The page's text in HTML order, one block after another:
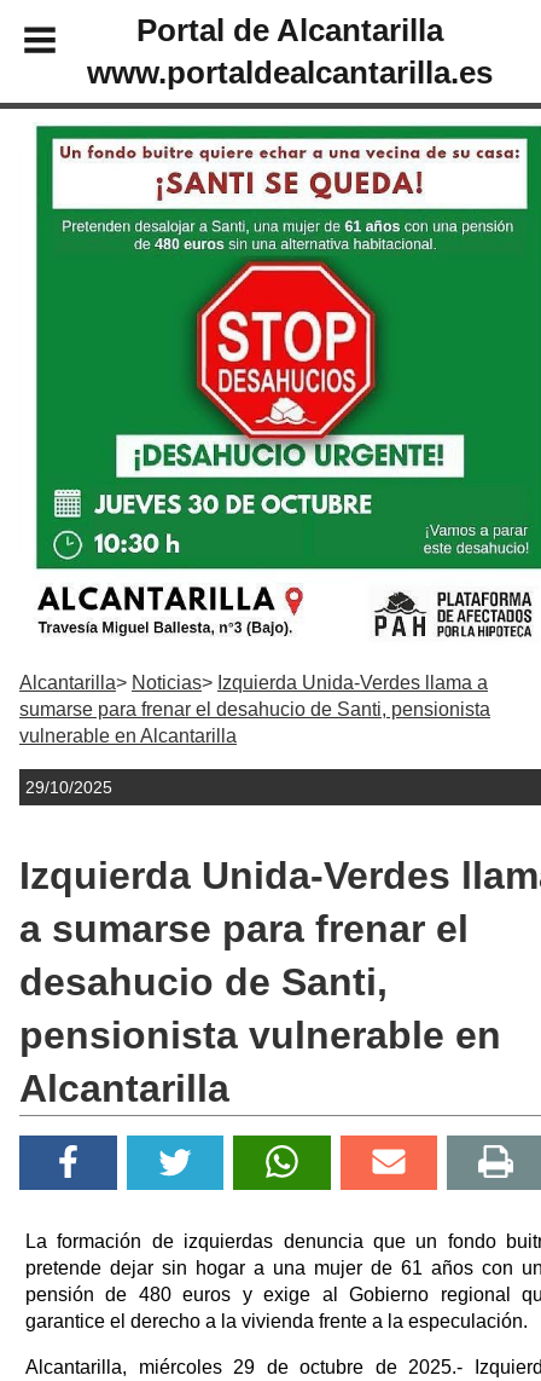
Portal de Alcantarilla
www.portaldealcantarilla.es
Alcantarilla Noticias
Izquierda Unida-Verdes llama a
sumarse para frenar el desahucio de Santi, pensionista
vulnerable en Alcantarilla
29/10/2025
Izquierda Unida-Verdes
a sumarse para frenar el
desahucio de Santi,
pensionista vulnerable en
Alcantarilla
La formación de izquierdas denuncia que un fondo
pretende dejar sin hogar a una mujer de 61 años con
pensión de 480 euros y exige al Gobierno regional
garantice el derecho a la vivienda frente a la especulación.
Alcantarilla, miércoles 29 de octubre de 2025.-